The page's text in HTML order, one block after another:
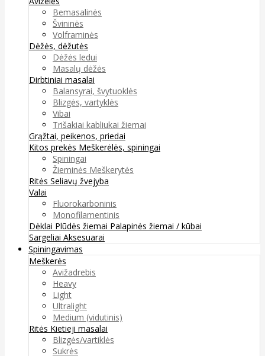
Bemasalinės
Švininės
Volframinės
Dėžės, dėžutės
Dėžės ledui
Masalų dėžės
Dirbtiniai masalai
Balansyrai, švytuoklės
Blizgės, vartyklės
Vibai
Trišakiai kabliukai žiemai
Grąžtai, peikenos, priedai
Kitos prekės Meškerėlės, spiningai
Spiningai
Žieminės Meškerytės
Ritės Seliavų žvejyba
Valai
Fluorokarboninis
Monofilamentinis
Dėklai Plūdės žiemai Palapinės žiemai / kūbai
Sargeliai Aksesuarai
Spiningavimas
Meškerės
Avižadrebis
Heavy
Light
Ultralight
Medium (vidutinis)
Ritės Kietieji masalai
Blizgės/vartiklės
Sukrės